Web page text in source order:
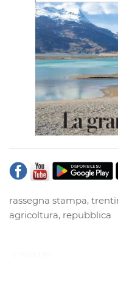
rassegna stampa,
agricoltura, repubblica